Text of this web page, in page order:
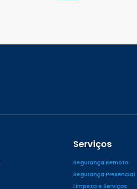
Serviços
Segurança Remota
Segurança Presencial
Limpeza e Serviços